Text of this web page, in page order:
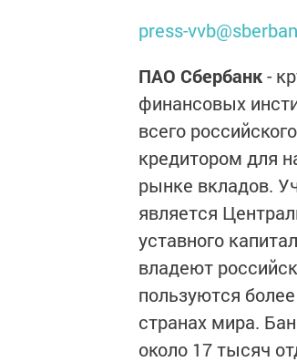
press-
ПАО Сбербанк-
финансовых
всего
кредитором для
рынке вкладов.
является
уставного
владеют
пользуются
странах мира.
около 17 тысяч